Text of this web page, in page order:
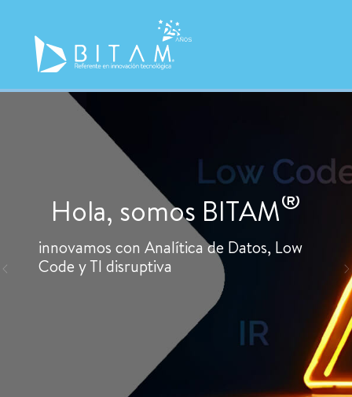
Hola, somos BITAM®
innovamos con Analítica de Datos, Low
Code y TI disruptiva
Previous